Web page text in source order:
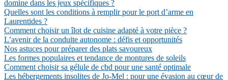
domine dans les jeux spécifiques ?
Quelles sont les conditions à remplir pour le port d’arme en
Laurentides ?
Comment choisir un îlot de cuisine adapté à votre pièce ?
L’avenir de la conduite autonome : défis et opportunités
Nos astuces pour préparer des plats savoureux
Les formes populaires et tendance de montures de soleils
Comment choisir sa gélule de cbd pour une santé optimale
Les hébergements insolites de Jo-Mel : pour une évasion au cœur de